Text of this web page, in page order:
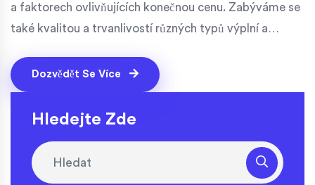
a faktorech ovlivňujících konečnou cenu. Zabýváme se
také kvalitou a trvanlivostí různých typů výplní a
aniž byste museli obětovat kvalitu péče.
Dozvědět Se Více
Hledejte Zde